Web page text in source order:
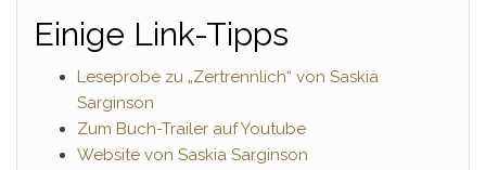
Einige Link-Tipps
Leseprobe zu „Zertrennlich“ von Saskia
Sarginson
Zum Buch-Trailer auf Youtube
Website von Saskia Sarginson